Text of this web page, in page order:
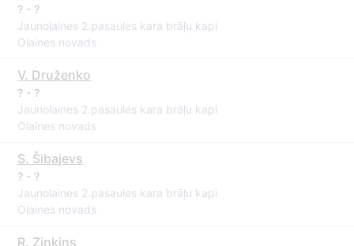
? - ?
Jaunolaines 2.pasaules kara brāļu kapi
Olaines novads
V. Druženko
? - ?
Jaunolaines 2.pasaules kara brāļu kapi
Olaines novads
S. Šibajevs
? - ?
Jaunolaines 2.pasaules kara brāļu kapi
Olaines novads
R. Zinkins